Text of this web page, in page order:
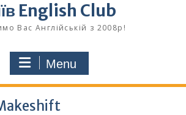
English Club
Вас Англійській з 2008р!
Menu